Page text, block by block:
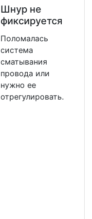
Шнур не
фиксируется
Поломалась
система
сматывания
провода или
нужно ее
отрегулировать.